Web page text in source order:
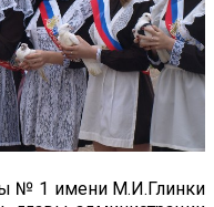
№ 1 имени М.И.Глинки